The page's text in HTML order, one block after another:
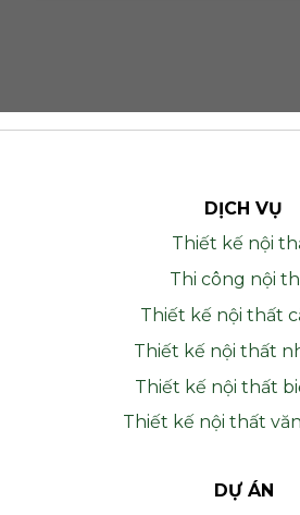
DỊCH VỤ
Thiết kế nội
Thi công nội
Thiết kế nội thất
Thiết kế nội thất
Thiết kế nội thất
Thiết kế nội thất
DỰ ÁN